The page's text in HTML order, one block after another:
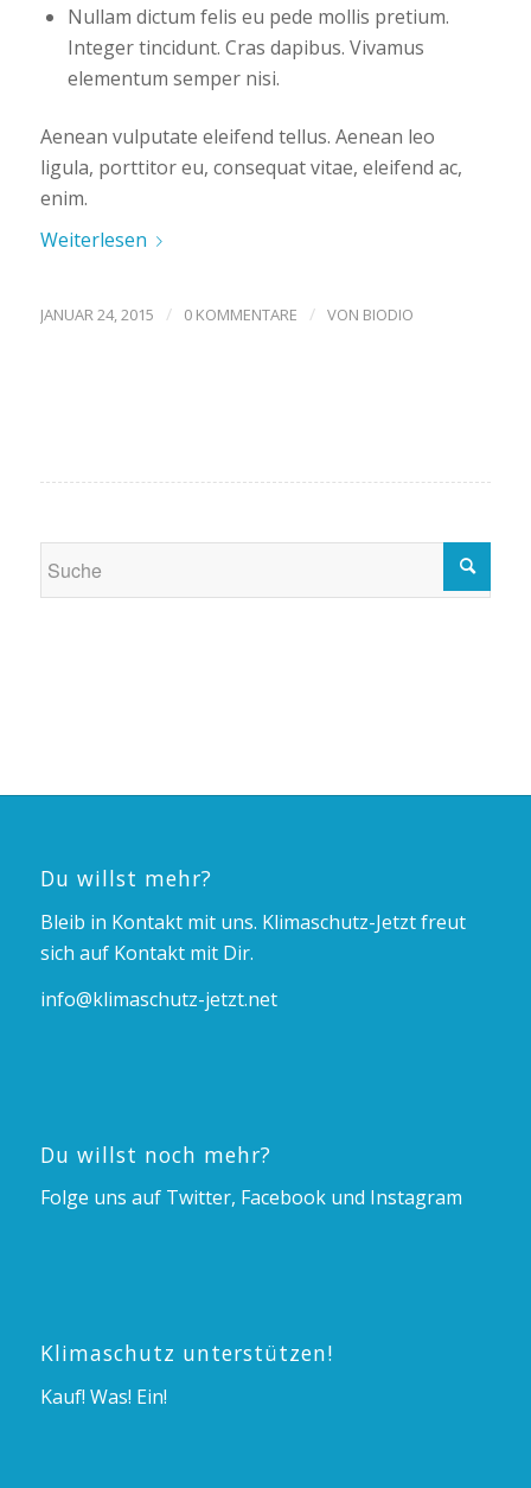
Nullam dictum felis eu pede mollis pretium.
Integer tincidunt. Cras dapibus. Vivamus
elementum semper nisi.
Aenean vulputate eleifend tellus. Aenean leo
ligula, porttitor eu, consequat vitae, eleifend ac,
enim.
Weiterlesen
JANUAR 24, 2015 / 0 KOMMENTARE / VON BIODIO
Du willst mehr?
Bleib in Kontakt mit uns. Klimaschutz-Jetzt freut
sich auf Kontakt mit Dir.
info@klimaschutz-jetzt.net
Du willst noch mehr?
Folge uns auf Twitter, Facebook und Instagram
Klimaschutz unterstützen!
Kauf! Was! Ein!